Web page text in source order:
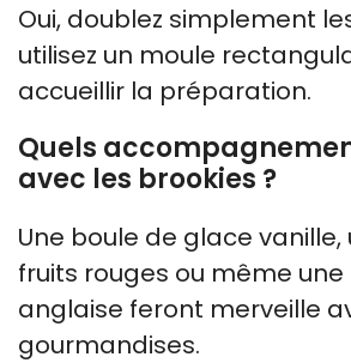
Oui, doublez simplement
utilisez un moule
accueillir la préparation.
Quels
avec les brookies ?
Une boule de glace vanille,
fruits rouges ou même
anglaise feront merveille
gourmandises.